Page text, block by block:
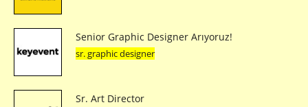
Senior Graphic Designer Arıyoruz!
sr. graphic designer
Sr. Art Director